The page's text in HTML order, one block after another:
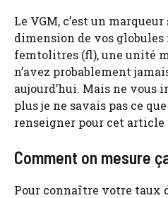
Le VGM, c’est un
dimension de vos globules
femtolitres (fl), une unité
n’avez probablement
aujourd’hui. Mais ne vous
plus je ne savais pas ce
renseigner pour cet article
Comment on mesure
Pour connaître votre taux